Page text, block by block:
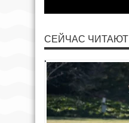
СЕЙЧАС ЧИТАЮТ